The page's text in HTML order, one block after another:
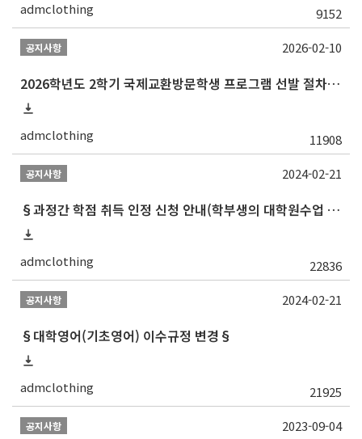
admclothing 9152
공지사항
2026학년도 2학기 국제교환방문학생 프로그램 선발 절차 안내
admclothing 11908
2026-02-10
공지사항
§과정간 학점 취득 인정 신청 안내(학부생의 대학원수업 수강 허가 및 학부학점 인정)§
admclothing 22836
2024-02-21
공지사항
§대학영어(기초영어) 이수규정 변경§
admclothing 21925
2024-02-21
공지사항 2023-09-04